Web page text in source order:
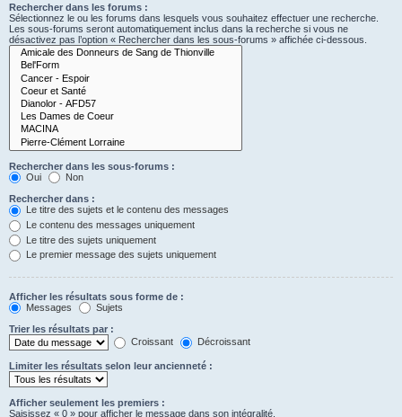
Rechercher dans les forums :
Sélectionnez le ou les forums dans lesquels vous souhaitez effectuer une recherche.
Les sous-forums seront automatiquement inclus dans la recherche si vous ne
désactivez pas l’option « Rechercher dans les sous-forums » affichée ci-dessous.
Rechercher dans les sous-forums :
Oui
Non
Rechercher dans :
Le titre des sujets et le contenu des messages
Le contenu des messages uniquement
Le titre des sujets uniquement
Le premier message des sujets uniquement
Afficher les résultats sous forme de :
Messages
Sujets
Trier les résultats par :
Croissant
Décroissant
Limiter les résultats selon leur ancienneté :
Afficher seulement les premiers :
Saisissez « 0 » pour afficher le message dans son intégralité.